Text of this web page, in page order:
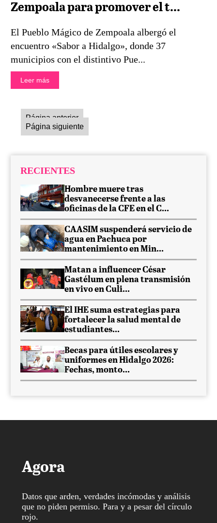
Zempoala para promover el t...
El Pueblo Mágico de Zempoala albergó el
encuentro «Sabor a Hidalgo», donde 37
municipios con el distintivo Pue...
Leer más
Página anterior
Página siguiente
RECIENTES
Hombre muere tras
desvanecerse frente a las
oficinas de la CFE en el C...
CAASIM suspenderá servicio de
agua en Pachuca por
mantenimiento en Min...
Matan a influencer César
Gastélum en plena transmisión
en vivo en Culi...
El IHE suma estrategias para
fortalecer la salud mental de
estudiantes...
Becas para útiles escolares y
uniformes en Hidalgo 2026:
Fechas, monto...
Agora
Datos que arden, verdades incómodas y análisis
que no piden permiso. Para y a pesar del círculo
rojo.